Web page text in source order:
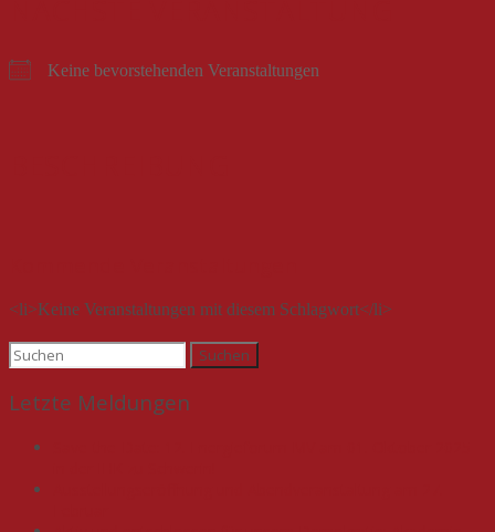
Keine bevorstehenden Veranstaltungen
<li>Keine Veranstaltungen mit diesem Schlagwort</li>
Suchen
nach:
Letzte Meldungen